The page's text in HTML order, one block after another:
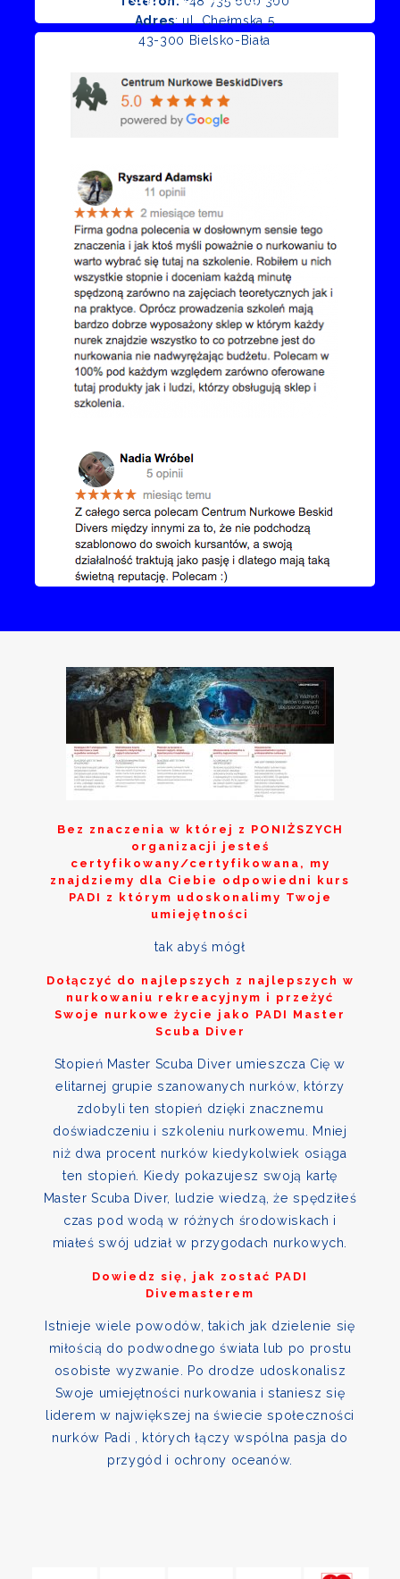
Adres: ul. Chełmska 5
43-300 Bielsko-Biała
Bez znaczenia w której z PONIŻSZYCH
organizacji jesteś
certyfikowany/certyfikowana, my
znajdziemy dla Ciebie odpowiedni kurs
PADI z którym udoskonalimy Twoje
umiejętności
tak abyś mógł
Dołączyć do najlepszych z najlepszych w
nurkowaniu rekreacyjnym i przeżyć
Swoje nurkowe życie jako PADI Master
Scuba Diver
Stopień Master Scuba Diver umieszcza Cię w
elitarnej grupie szanowanych nurków, którzy
zdobyli ten stopień dzięki znacznemu
doświadczeniu i szkoleniu nurkowemu. Mniej
niż dwa procent nurków kiedykolwiek osiąga
ten stopień. Kiedy pokazujesz swoją kartę
Master Scuba Diver, ludzie wiedzą, że spędziłeś
czas pod wodą w różnych środowiskach i
miałeś swój udział w przygodach nurkowych.
Dowiedz się, jak zostać PADI
Divemasterem
Istnieje wiele powodów, takich jak dzielenie się
miłością do podwodnego świata lub po prostu
osobiste wyzwanie. Po drodze udoskonalisz
Swoje umiejętności nurkowania i staniesz się
liderem w największej na świecie społeczności
nurków Padi , których łączy wspólna pasja do
przygód i ochrony oceanów.